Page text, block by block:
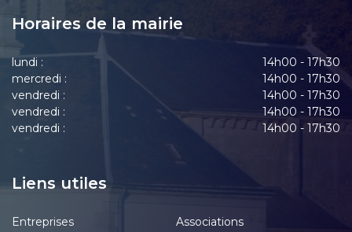
Horaires de la mairie
lundi :
14h00 - 17h30
mercredi :
14h00 - 17h30
vendredi :
14h00 - 17h30
vendredi :
14h00 - 17h30
vendredi :
14h00 - 17h30
Liens utiles
Entreprises Associations